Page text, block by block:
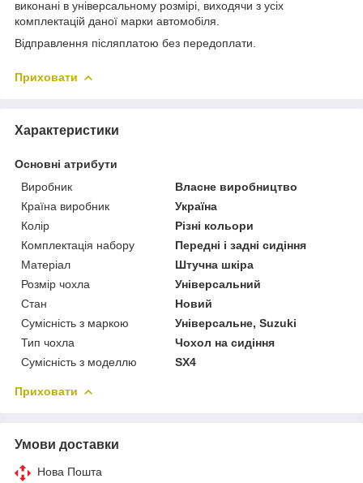
виконані в універсальному розмірі, виходячи з усіх
комплектацій даної марки автомобіля.
Відправлення післяплатою без передоплати.
Приховати
Характеристики
Основні атрибути
Виробник
Власне виробництво
Країна виробник
Україна
Колір
Різні кольори
Комплектація набору
Передні і задні сидіння
Матеріал
Штучна шкіра
Розмір чохла
Універсальний
Стан
Новий
Сумісність з маркою
Універсальне, Suzuki
Тип чохла
Чохол на сидіння
Сумісність з моделлю
SX4
Приховати
Умови доставки
Нова Пошта